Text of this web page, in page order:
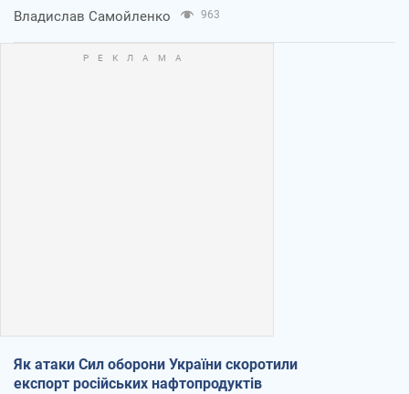
Владислав Самойленко 963
Як атаки Сил оборони України скоротили
експорт російських нафтопродуктів